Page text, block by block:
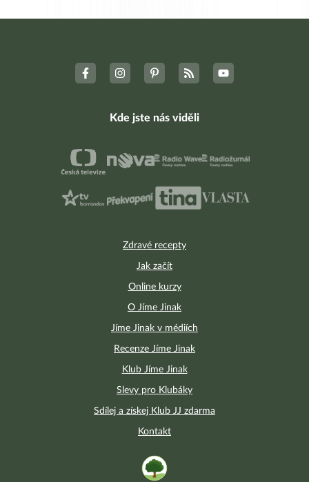
Zdravé recepty
Jak začít
Online kurzy
O Jíme Jinak
Jíme Jinak v médiích
Recenze Jíme Jinak
Klub Jíme Jinak
Slevy pro Klubáky
Sdílej a získej Klub JJ zdarma
Kontakt
Kde jste nás viděli